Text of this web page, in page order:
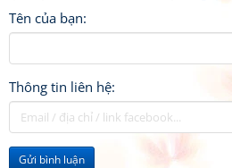
Tên của bạn:
Thông tin liên hệ:
Gửi bình luận